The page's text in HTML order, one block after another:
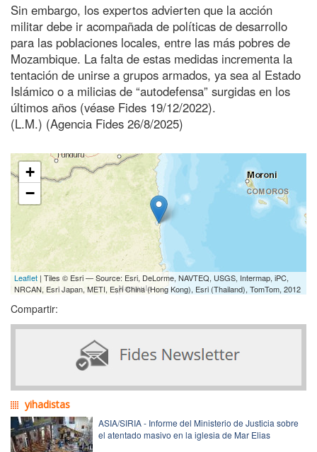
Sin embargo, los expertos advierten que la acción
militar debe ir acompañada de políticas de desarrollo
para las poblaciones locales, entre las más pobres de
Mozambique. La falta de estas medidas incrementa la
tentación de unirse a grupos armados, ya sea al Estado
Islámico o a milicias de “autodefensa” surgidas en los
últimos años (véase Fides 19/12/2022).
(L.M.) (Agencia Fides 26/8/2025)
+
−
Leaflet | Tiles © Esri — Source: Esri, DeLorme, NAVTEQ, USGS, Intermap, iPC,
NRCAN, Esri Japan, METI, Esri China (Hong Kong), Esri (Thailand), TomTom, 2012
Compartir:
yihadistas
ASIA/SIRIA - Informe del Ministerio de Justicia sobre
el atentado masivo en la iglesia de Mar Elias